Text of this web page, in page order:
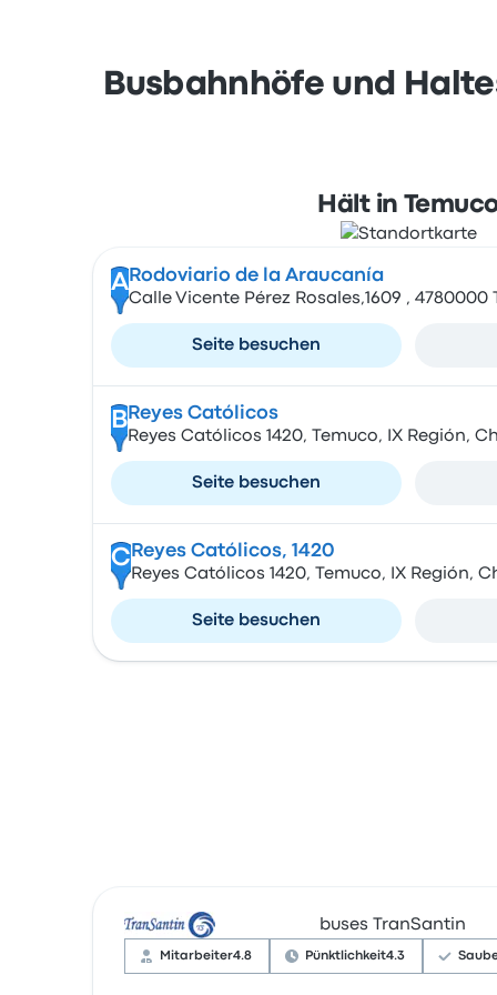
Busbahnhöfe und
Hält in
A Rodoviario de la Araucanía
Calle Vicente Pérez Rosales,1609 , 4780000
Seite besuchen
B Reyes Católicos
Reyes Católicos 1420, Temuco, IX Región,
Seite besuchen
CReyes Católicos, 1420
Reyes Católicos 1420, Temuco, IX Región,
Seite besuchen
buses TranSantin
Mitarbeiter4.8 Pünktlichkeit4.3